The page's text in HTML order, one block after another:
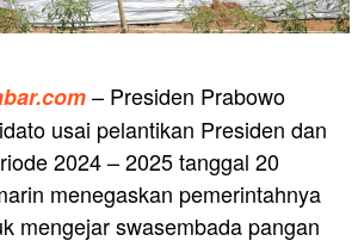
– Presiden Prabowo
usai pelantikan Presiden dan
2024 – 2025 tanggal 20
menegaskan pemerintahnya
mengejar swasembada pangan